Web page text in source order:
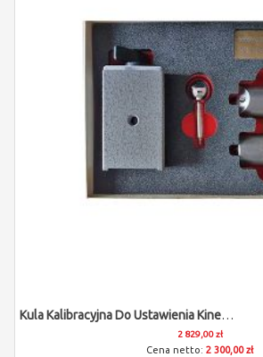
Kula Kalibracyjna Do Ustawienia Kinematyki Osi Obrotowych
2 829,00 zł
2 300,00 zł